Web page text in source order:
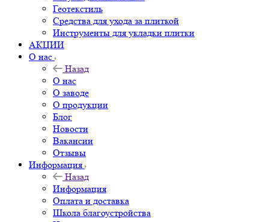
Геотекстиль
Средства для ухода за плиткой
Инструменты для укладки плитки
АКЦИИ
О нас
Назад
О нас
О заводе
О продукции
Блог
Новости
Вакансии
Отзывы
Информация
Назад
Информация
Оплата и доставка
Школа благоустройства